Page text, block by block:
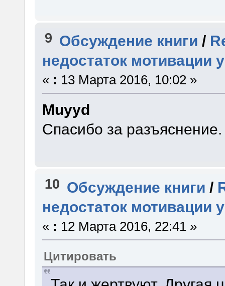
9 Обсуждение книги /
недостаток мотивации
« : 13 Марта 2016, 10:02 »
Muyyd
Спасибо за
10 Обсуждение книги /
недостаток мотивации
« : 12 Марта 2016, 22:41 »
Цитировать